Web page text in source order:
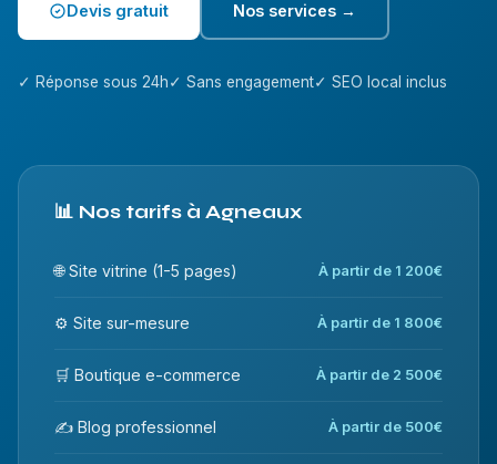
Devis gratuit Nos services →
✓ Réponse sous 24h✓ Sans engagement✓ SEO local inclus
📊 Nos tarifs à Agneaux
🌐 Site vitrine (1-5 pages) À partir de 1 200€
⚙️ Site sur-mesure À partir de 1 800€
🛒 Boutique e-commerce À partir de 2 500€
✍️ Blog professionnel À partir de 500€